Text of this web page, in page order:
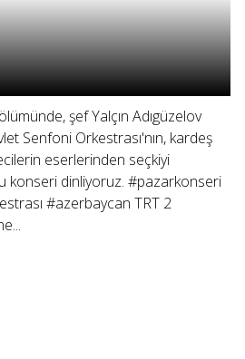
şef Yalçın Adıgüzelov
Senfoni Orkestrası'nın, kardeş
eserlerinden seçkiyi
konseri dinliyoruz. #pazarkonseri
#azerbaycan TRT 2